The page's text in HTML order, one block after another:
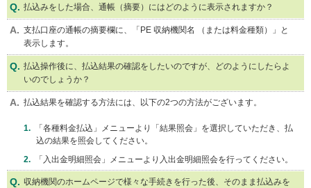
払込みをした場合、通帳（摘要）にはどのように表示されますか？
支払口座の通帳の摘要欄に、「PE 収納機関名 （または料金種類）」と
表示します。
払込操作後に、払込結果の確認をしたいのですが、どのようにしたらよ
いのでしょうか？
払込結果を確認する方法には、以下の2つの方法がございます。
「各種料金払込」メニューより「結果照会」を選択していただき、払
込の結果を照会してください。
「入出金明細照会」メニューより入出金明細照会を行ってください。
収納機関のホームページで様々な手続きを行った後、そのまま払込みを